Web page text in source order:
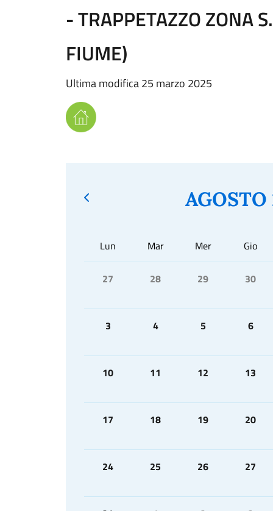
- TRAPPETAZZO ZONA
FIUME)
Ultima modifica 25 marzo 2025
AGOSTO
Lun Mar Mer Gio
27 28 29 30
3 4 5 6
10 11 12 13
17 18 19 20
24 25 26 27